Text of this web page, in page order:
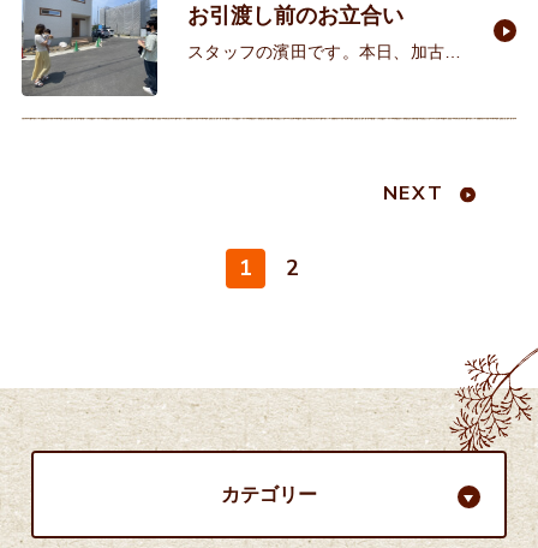
お引渡し前のお立合い
スタッフの濱田です。本日、加古川
1 2
NEXT
カテゴリー